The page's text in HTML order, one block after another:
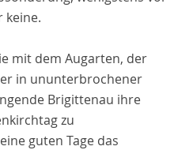
keine.
mit dem Augarten, der
in ununterbrochener
Brigittenau ihre
zu
guten Tage das